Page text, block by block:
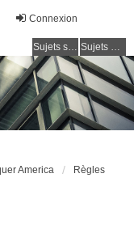
Connexion
Sujets sans réponse Sujets actifs
America Règles